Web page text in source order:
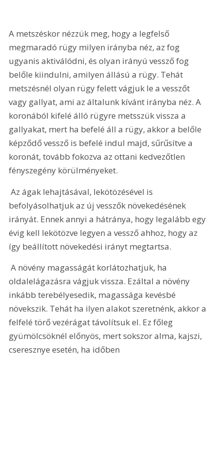
A metszéskor nézzük meg, hogy a legfelső
megmaradó rügy milyen irányba néz, az fog
ugyanis aktiválódni, és olyan irányú vessző fog
belőle kiindulni, amilyen állású a rügy. Tehát
metszésnél olyan rügy felett vágjuk le a vesszőt
vagy gallyat, ami az általunk kívánt irányba néz. A
koronából kifelé álló rügyre metsszük vissza a
gallyakat, mert ha befelé áll a rügy, akkor a belőle
képződő vessző is befelé indul majd, sűrűsítve a
koronát, tovább fokozva az ottani kedvezőtlen
fényszegény körülményeket.
Az ágak lehajtásával, lekötözésével is
befolyásolhatjuk az új vesszők növekedésének
irányát. Ennek annyi a hátránya, hogy legalább egy
évig kell lekötözve legyen a vessző ahhoz, hogy az
így beállított növekedési irányt megtartsa.
A növény magasságát korlátozhatjuk, ha
oldalelágazásra vágjuk vissza. Ezáltal a növény
inkább terebélyesedik, magassága kevésbé
növekszik. Tehát ha ilyen alakot szeretnénk, akkor a
felfelé törő vezérágat távolítsuk el. Ez főleg
gyümölcsöknél előnyös, mert sokszor alma, kajszi,
cseresznye esetén, ha időben